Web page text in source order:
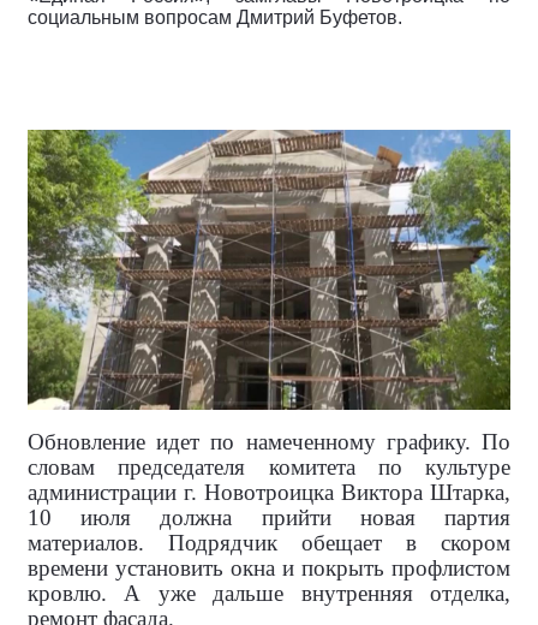
социальным вопросам Дмитрий Буфетов.
Обновление идет по намеченному графику. По
словам председателя комитета по культуре
администрации г. Новотроицка Виктора Штарка,
10 июля должна прийти новая партия
материалов. Подрядчик обещает в скором
времени установить окна и покрыть профлистом
кровлю. А уже дальше внутренняя отделка,
ремонт фасада.